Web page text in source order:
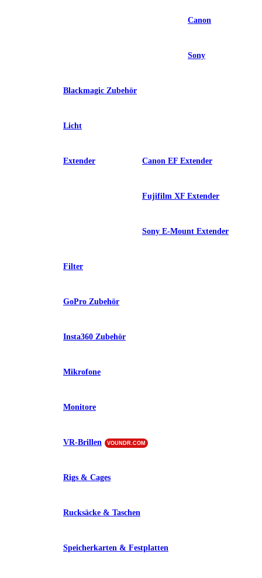
Canon
Sony
Blackmagic Zubehör
Licht
Extender Canon EF Extender
Fujifilm XF Extender
Sony E-Mount Extender
Filter
GoPro Zubehör
Insta360 Zubehör
Mikrofone
Monitore
VR-Brillen VOUNDR.COM
Rigs & Cages
Rucksäcke & Taschen
Speicherkarten & Festplatten